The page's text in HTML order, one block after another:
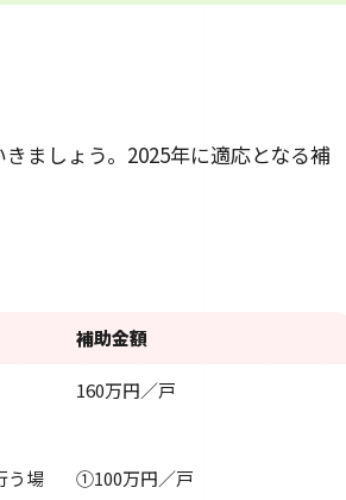
ましょう。2025年に適応となる補
補助金額
160万円／戸
う場
①100万円／戸